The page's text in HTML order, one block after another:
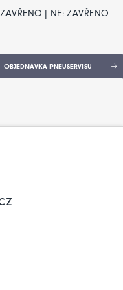
| NE: ZAVŘENO -
OBJEDNÁVKA PNEUSERVISU